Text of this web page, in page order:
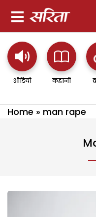
ऑडियो कहानी
Home » man rape